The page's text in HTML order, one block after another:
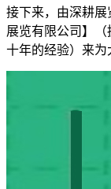
接下来，由深耕
展览有限公司】
十年的经验）来为